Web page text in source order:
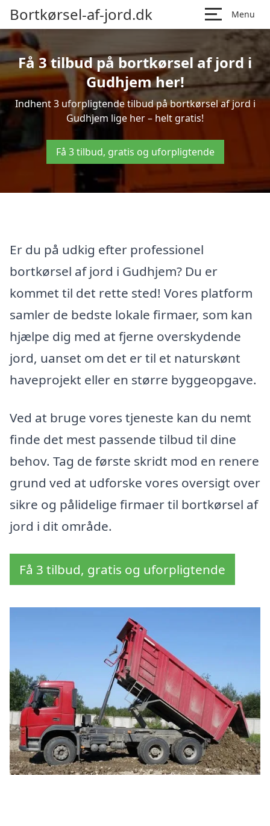
Bortkørsel-af-jord.dk Menu
Få 3 tilbud på bortkørsel af jord i
Gudhjem her!
Indhent 3 uforpligtende tilbud på bortkørsel af jord i
Gudhjem lige her – helt gratis!
Få 3 tilbud, gratis og uforpligtende
Er du på udkig efter professionel
bortkørsel af jord i Gudhjem? Du er
kommet til det rette sted! Vores platform
samler de bedste lokale firmaer, som kan
hjælpe dig med at fjerne overskydende
jord, uanset om det er til et naturskønt
haveprojekt eller en større byggeopgave.
Ved at bruge vores tjeneste kan du nemt
finde det mest passende tilbud til dine
behov. Tag de første skridt mod en renere
grund ved at udforske vores oversigt over
sikre og pålidelige firmaer til bortkørsel af
jord i dit område.
Få 3 tilbud, gratis og uforpligtende